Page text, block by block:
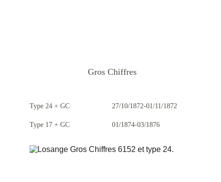
Gros Chiffres
Type 24 + GC
Type 17 + GC
27/10/1872-01/11/1872
01/1874-03/1876